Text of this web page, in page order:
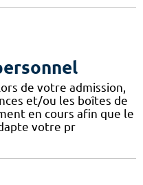
de votre admission,
et/ou les boîtes de
en cours afin que le
votre pr